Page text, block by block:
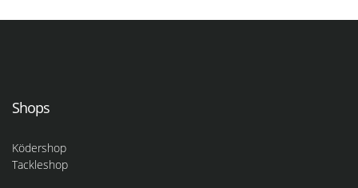
Shops
Ködershop
Tackleshop